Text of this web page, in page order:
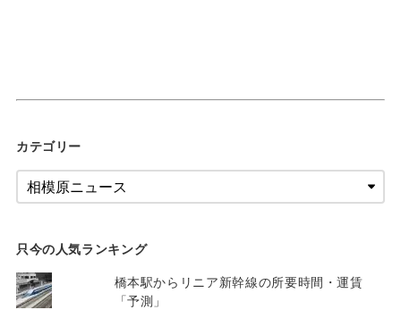
カテゴリー
只今の人気ランキング
橋本駅からリニア新幹線の所要時間・運賃
「予測」